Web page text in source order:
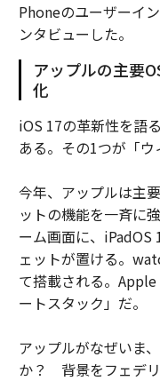
Phoneのユーザーイ
ンタビューした。
アップルの主要
化
iOS 17の革新性を語
ある。その1つが「ウ
今年、アップルは主
ットの機能を一斉に
ーム画面に、iPadOS
ェットが置ける。
て搭載される。
ートスタック」だ。
アップルがなぜいま
か？ 背景をフェデリ